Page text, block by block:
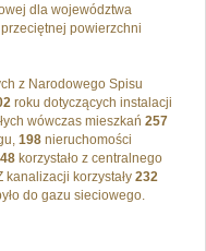
dla województwa
przeciętnej powierzchni
z Narodowego Spisu
roku dotyczących instalacji
wówczas mieszkań 257
198 nieruchomości
korzystało z centralnego
kanalizacji korzystały 232
do gazu sieciowego.